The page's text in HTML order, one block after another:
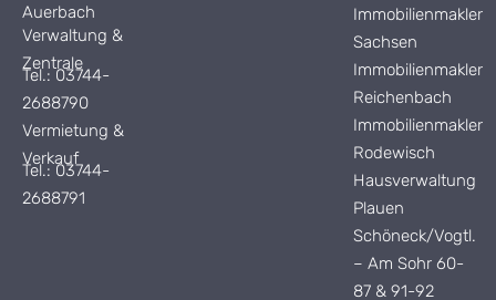
Auerbach
Verwaltung &
Zentrale
Tel.: 03744-
2688790
Vermietung &
Verkauf
Tel.: 03744-
2688791
Immobilienmakler
Sachsen
Immobilienmakler
Reichenbach
Immobilienmakler
Rodewisch
Hausverwaltung
Plauen
Schöneck/Vogtl.
– Am Sohr 60-
87 & 91-92